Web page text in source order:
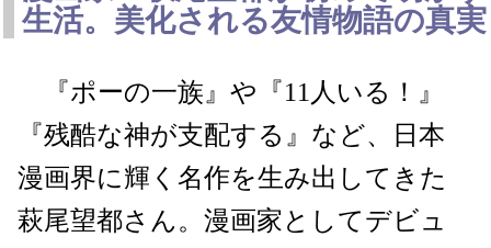
生活。美化される友情物語の真
『ポーの一族』や『11人いる！』
『残酷な神が支配する』など、日本
漫画界に輝く名作を生み出してきた
萩尾望都さん。漫画家としてデビュ